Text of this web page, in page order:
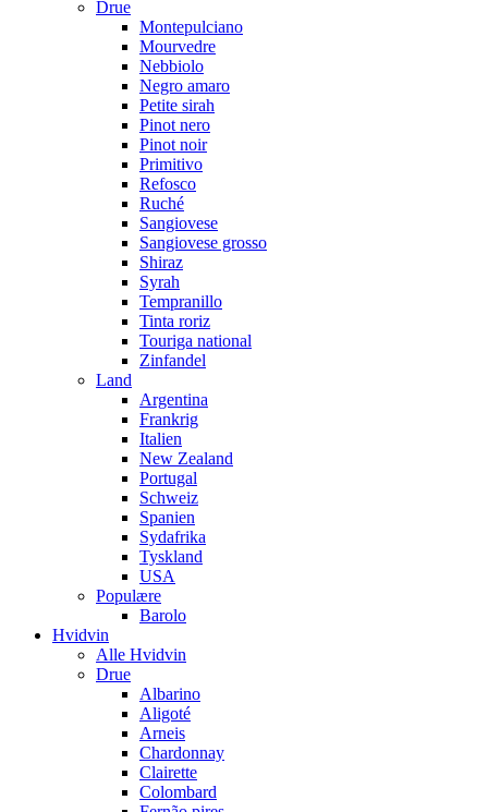
Drue
Montepulciano
Mourvedre
Nebbiolo
Negro amaro
Petite sirah
Pinot nero
Pinot noir
Primitivo
Refosco
Ruché
Sangiovese
Sangiovese grosso
Shiraz
Syrah
Tempranillo
Tinta roriz
Touriga national
Zinfandel
Land
Argentina
Frankrig
Italien
New Zealand
Portugal
Schweiz
Spanien
Sydafrika
Tyskland
USA
Populære
Barolo
Hvidvin
Alle Hvidvin
Drue
Albarino
Aligoté
Arneis
Chardonnay
Clairette
Colombard